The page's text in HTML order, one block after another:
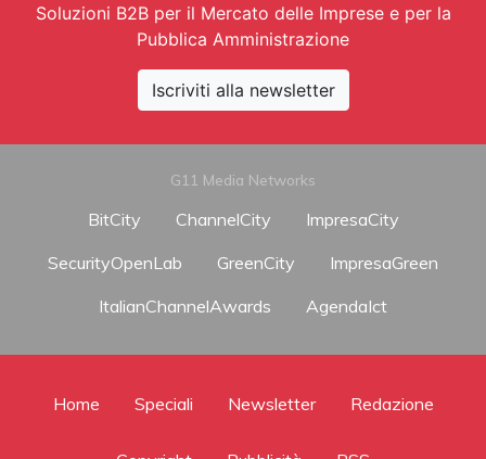
Soluzioni B2B per il Mercato delle Imprese e per la
Pubblica Amministrazione
Iscriviti alla newsletter
G11 Media Networks
BitCity ChannelCity
ImpresaCity
SecurityOpenLab
GreenCity
ImpresaGreen
ItalianChannelAwards
AgendaIct
Home Speciali Newsletter Redazione